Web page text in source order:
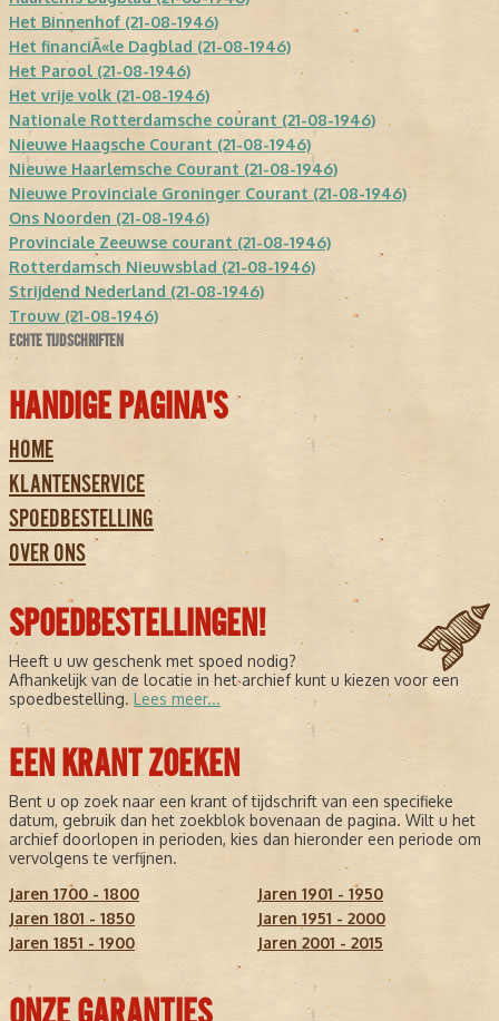
Het Binnenhof (21-08-1946)
Het financiÃ«le Dagblad (21-08-1946)
Het Parool (21-08-1946)
Het vrije volk (21-08-1946)
Nationale Rotterdamsche courant (21-08-1946)
Nieuwe Haagsche Courant (21-08-1946)
Nieuwe Haarlemsche Courant (21-08-1946)
Nieuwe Provinciale Groninger Courant (21-08-1946)
Ons Noorden (21-08-1946)
Provinciale Zeeuwse courant (21-08-1946)
Rotterdamsch Nieuwsblad (21-08-1946)
Strijdend Nederland (21-08-1946)
Trouw (21-08-1946)
ECHTE TIJDSCHRIFTEN
HANDIGE PAGINA'S
HOME
KLANTENSERVICE
SPOEDBESTELLING
OVER ONS
SPOEDBESTELLINGEN!
Heeft u uw geschenk met spoed nodig?
Afhankelijk van de locatie in het archief kunt u kiezen voor een
spoedbestelling. Lees meer...
EEN KRANT ZOEKEN
Bent u op zoek naar een krant of tijdschrift van een specifieke
datum, gebruik dan het zoekblok bovenaan de pagina. Wilt u het
archief doorlopen in perioden, kies dan hieronder een periode om
vervolgens te verfijnen.
Jaren 1700 - 1800
Jaren 1801 - 1850
Jaren 1851 - 1900
Jaren 1901 - 1950
Jaren 1951 - 2000
Jaren 2001 - 2015